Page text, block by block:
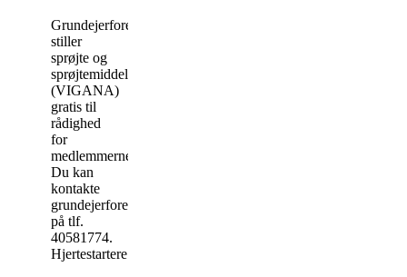
Grundejerforeningen
stiller
sprøjte og
sprøjtemiddel
(VIGANA)
gratis til
rådighed
for
medlemmerne.
Du kan
kontakte
grundejerforeningen
på tlf.
40581774.
Hjertestartere